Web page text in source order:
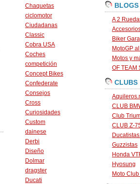
Chaquetas
ciclomotor
Ciudadanas
Classic
Cobra USA
Coches
competición
Concept Bikes
Confederate
Consejos
Cross
Curiosidades
Custom
dainese
Derbi
Diseño
Dolmar
dragster
Ducati
A 2
Biker
MotoGP
Motos y
OF TEAM
CLUBS
CLUB
Club
CLUB Z-
Guzzistas
Honda
Hyosung
Moto